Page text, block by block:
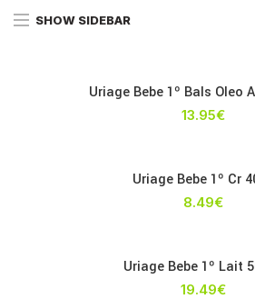
SHOW SIDEBAR
Uriage Bebe 1º Bals Oleo
13.95€
Uriage Bebe 1º Cr
8.49€
Uriage Bebe 1º Lait
19.49€